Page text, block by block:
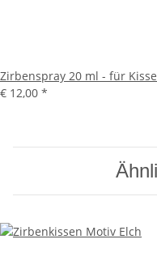
Zirbenspray 20 ml - für
€ 12,00 *